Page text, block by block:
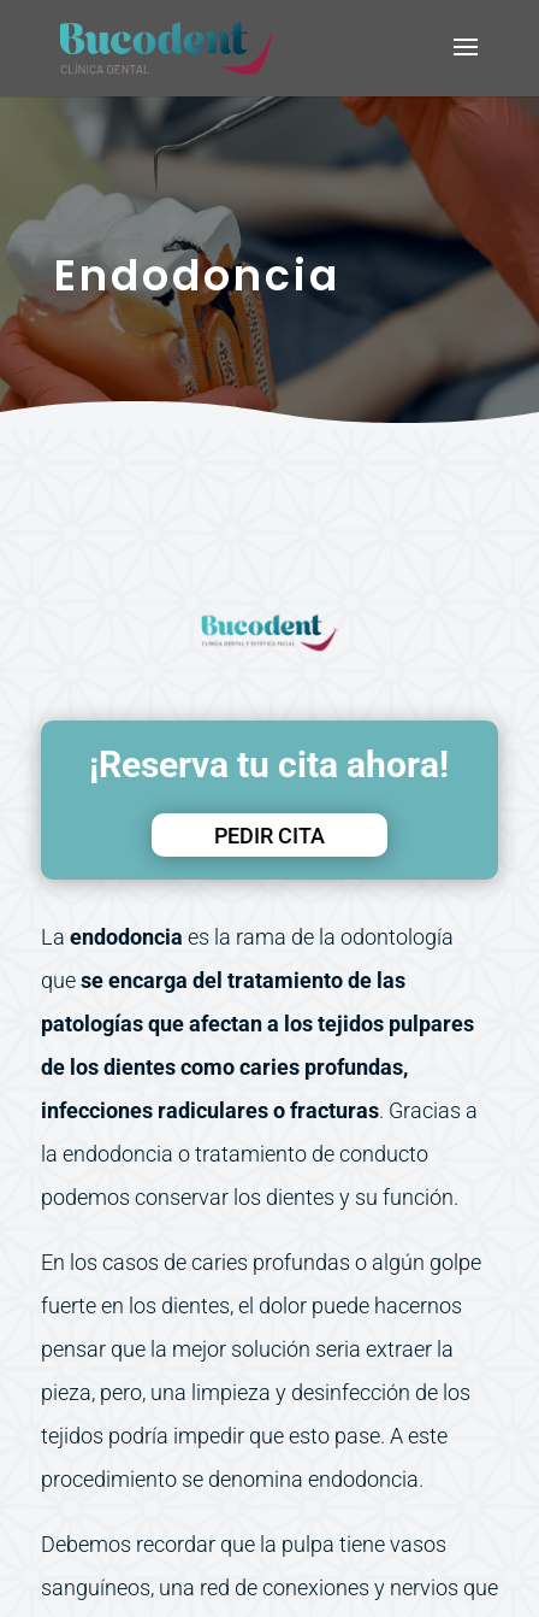
Endodoncia
¡Reserva tu cita ahora!
PEDIR CITA
La endodoncia es la rama de la odontología
quese encarga del tratamiento de las
patologías que afectan a los tejidos pulpares
de los dientes como caries profundas,
infecciones radiculares o fracturas. Gracias a
la endodoncia o tratamiento de conducto
podemos conservar los dientes y su función.
En los casos de caries profundas o algún golpe
fuerte en los dientes, el dolor puede hacernos
pensar que la mejor solución seria extraer la
pieza, pero, una limpieza y desinfección de los
tejidos podría impedir que esto pase. A este
procedimiento se denomina endodoncia.
Debemos recordar que la pulpa tiene vasos
sanguíneos, una red de conexiones y nervios que